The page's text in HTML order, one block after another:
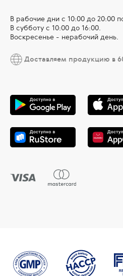
В рабочие дни c 10:00 до 20:00
В субботу с 10:00 дo 16:00.
Воскресенье - нерабочий день.
Доставляем продукцию в